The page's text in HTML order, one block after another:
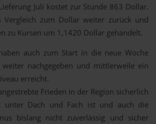
Juli kostet zur Stunde 863 Dollar.
zum Dollar weiter zurück und
zu Kursen um 1,1420 Dollar gehandelt.
auch zum Start in die neue Woche
weiter nachgegeben und mittlerweile ein
erreicht.
Frieden in der Region sicherlich
unter Dach und Fach ist und auch die
bislang nicht zuverlässig und sicher